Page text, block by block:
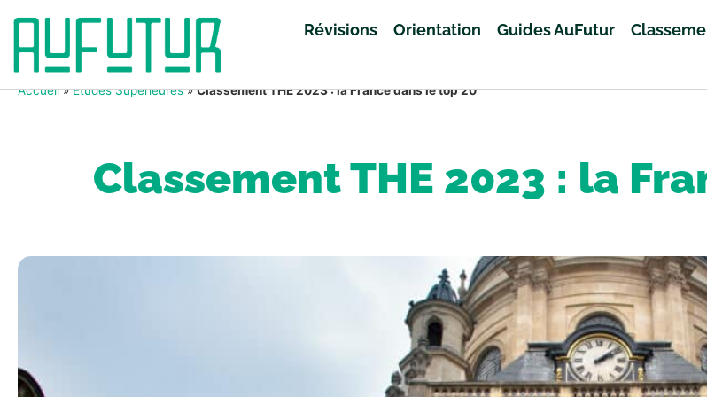
Révisions Orientation Guides AuFutur
Accueil»Études Supérieures»Classement THE 2023 : la France dans le top 20
Classement THE 2023 : la